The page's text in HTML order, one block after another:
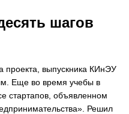
шагов
проекта, выпускника КИнЭУ
Еще во время учебы в
стартапов, объявленном
Решил